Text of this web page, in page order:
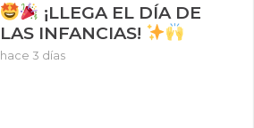
¡LLEGA EL DÍA DE
LAS INFANCIAS!
hace 3 días